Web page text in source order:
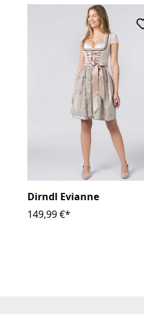
Dirndl Evianne
149,99 €*